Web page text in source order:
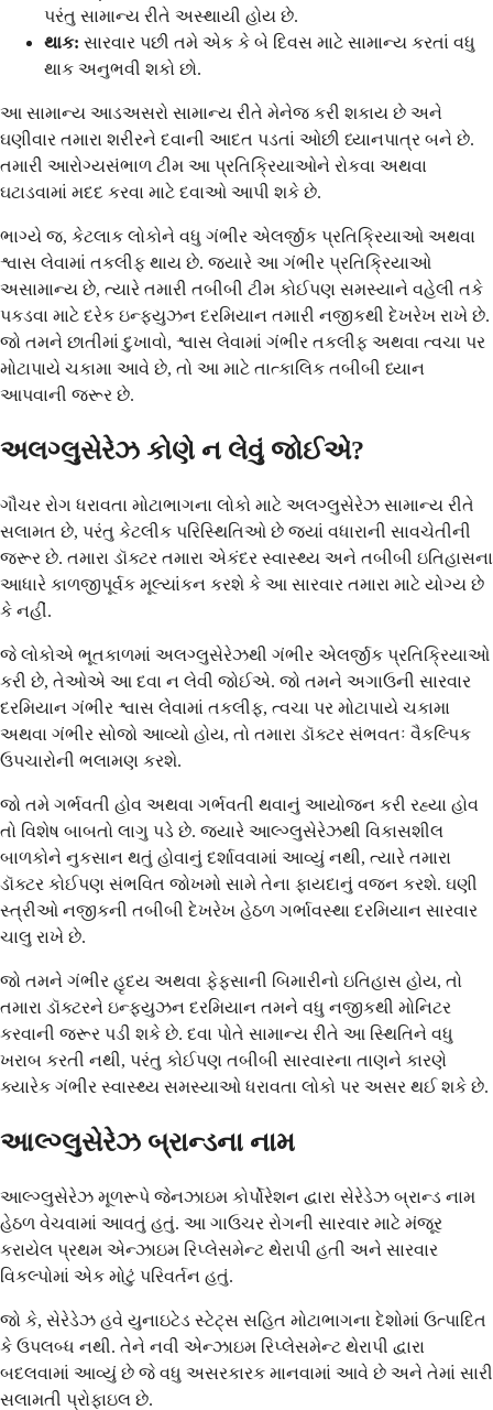
પરંતુ સામાન્ય રીતે અસ્થાયી હોય છે.
થાક: સારવાર પછી તમે એક કે બે દિવસ માટે સામાન્ય કરતાં વધુ
થાક અનુભવી શકો છો.
આ સામાન્ય આડઅસરો સામાન્ય રીતે મેનેજ કરી શકાય છે અને
ઘણીવાર તમારા શરીરને દવાની આદત પડતાં ઓછી ધ્યાનપાત્ર બને છે.
તમારી આરોગ્યસંભાળ ટીમ આ પ્રતિક્રિયાઓને રોકવા અથવા
ઘટાડવામાં મદદ કરવા માટે દવાઓ આપી શકે છે.
ભાગ્યે જ, કેટલાક લોકોને વધુ ગંભીર એલર્જીક પ્રતિક્રિયાઓ અથવા
શ્વાસ લેવામાં તકલીફ થાય છે. જ્યારે આ ગંભીર પ્રતિક્રિયાઓ
અસામાન્ય છે, ત્યારે તમારી તબીબી ટીમ કોઈપણ સમસ્યાને વહેલી તકે
પકડવા માટે દરેક ઇન્ફ્યુઝન દરમિયાન તમારી નજીકથી દેખરેખ રાખે છે.
જો તમને છાતીમાં દુખાવો, શ્વાસ લેવામાં ગંભીર તકલીફ અથવા ત્વચા પર
મોટાપાયે ચકામા આવે છે, તો આ માટે તાત્કાલિક તબીબી ધ્યાન
આપવાની જરૂર છે.
અલગ્લુસેરેઝ કોણે ન લેવું જોઈએ?
ગૌચર રોગ ધરાવતા મોટાભાગના લોકો માટે અલગ્લુસેરેઝ સામાન્ય રીતે
સલામત છે, પરંતુ કેટલીક પરિસ્થિતિઓ છે જ્યાં વધારાની સાવચેતીની
જરૂર છે. તમારા ડૉક્ટર તમારા એકંદર સ્વાસ્થ્ય અને તબીબી ઇતિહાસના
આધારે કાળજીપૂર્વક મૂલ્યાંકન કરશે કે આ સારવાર તમારા માટે યોગ્ય છે
કે નહીં.
જે લોકોએ ભૂતકાળમાં અલગ્લુસેરેઝથી ગંભીર એલર્જીક પ્રતિક્રિયાઓ
કરી છે, તેઓએ આ દવા ન લેવી જોઈએ. જો તમને અગાઉની સારવાર
દરમિયાન ગંભીર શ્વાસ લેવામાં તકલીફ, ત્વચા પર મોટાપાયે ચકામા
અથવા ગંભીર સોજો આવ્યો હોય, તો તમારા ડૉક્ટર સંભવતઃ વૈકલ્પિક
ઉપચારોની ભલામણ કરશે.
જો તમે ગર્ભવતી હોવ અથવા ગર્ભવતી થવાનું આયોજન કરી રહ્યા હોવ
તો વિશેષ બાબતો લાગુ પડે છે. જ્યારે આલ્ગ્લુસેરેઝથી વિકાસશીલ
બાળકોને નુકસાન થતું હોવાનું દર્શાવવામાં આવ્યું નથી, ત્યારે તમારા
ડૉક્ટર કોઈપણ સંભવિત જોખમો સામે તેના ફાયદાનું વજન કરશે. ઘણી
સ્ત્રીઓ નજીકની તબીબી દેખરેખ હેઠળ ગર્ભાવસ્થા દરમિયાન સારવાર
ચાલુ રાખે છે.
જો તમને ગંભીર હૃદય અથવા ફેફસાની બિમારીનો ઇતિહાસ હોય, તો
તમારા ડૉક્ટરને ઇન્ફ્યુઝન દરમિયાન તમને વધુ નજીકથી મોનિટર
કરવાની જરૂર પડી શકે છે. દવા પોતે સામાન્ય રીતે આ સ્થિતિને વધુ
ખરાબ કરતી નથી, પરંતુ કોઈપણ તબીબી સારવારના તાણને કારણે
ક્યારેક ગંભીર સ્વાસ્થ્ય સમસ્યાઓ ધરાવતા લોકો પર અસર થઈ શકે છે.
આલ્ગ્લુસેરેઝ બ્રાન્ડના નામ
આલ્ગ્લુસેરેઝ મૂળરૂપે જેનઝાઇમ કોર્પોરેશન દ્વારા સેરેડેઝ બ્રાન્ડ નામ
હેઠળ વેચવામાં આવતું હતું. આ ગાઉચર રોગની સારવાર માટે મંજૂર
કરાયેલ પ્રથમ એન્ઝાઇમ રિપ્લેસમેન્ટ થેરાપી હતી અને સારવાર
વિકલ્પોમાં એક મોટું પરિવર્તન હતું.
જો કે, સેરેડેઝ હવે યુનાઇટેડ સ્ટેટ્સ સહિત મોટાભાગના દેશોમાં ઉત્પાદિત
કે ઉપલબ્ધ નથી. તેને નવી એન્ઝાઇમ રિપ્લેસમેન્ટ થેરાપી દ્વારા
બદલવામાં આવ્યું છે જે વધુ અસરકારક માનવામાં આવે છે અને તેમાં સારી
સલામતી પ્રોફાઇલ છે.